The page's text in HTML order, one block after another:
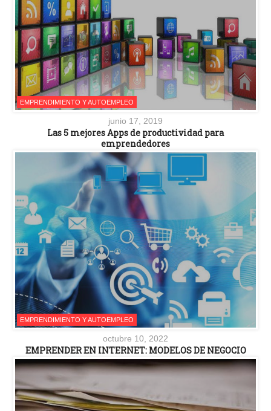
EMPRENDIMIENTO Y AUTOEMPLEO
junio 17, 2019
Las 5 mejores Apps de productividad para
emprendedores
EMPRENDIMIENTO Y AUTOEMPLEO
octubre 10, 2022
EMPRENDER EN INTERNET: MODELOS DE NEGOCIO